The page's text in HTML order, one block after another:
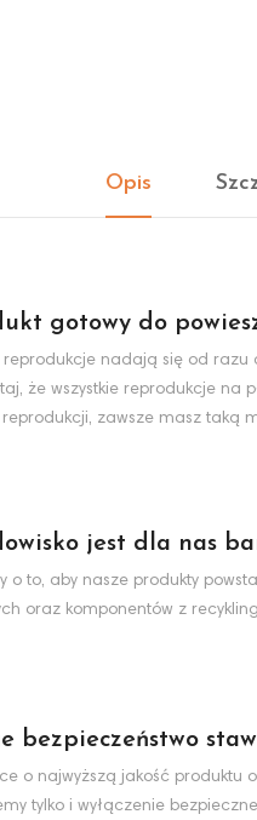
Opis
gotowy do
reprodukcje nadają się od razu
że wszystkie reprodukcje na
reprodukcji, zawsze masz taką
jest dla nas
o to, aby nasze produkty
oraz komponentów z
bezpieczeństwo
o najwyższą jakość produktu
tylko i wyłączenie